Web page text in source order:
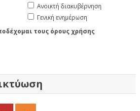
Ανοικτή διακυβέρνηση
Γενική ενημέρωση
τους όρους χρήσης